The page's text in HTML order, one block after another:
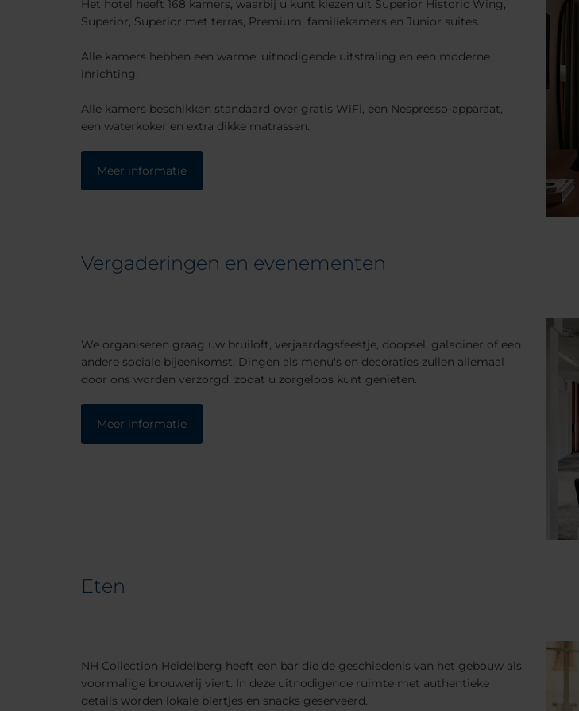
Het hotel heeft 168 kamers, waarbij u kunt kiezen uit Superior Historic Wing,
Superior, Superior met terras, Premium, familiekamers en Junior suites.
Alle kamers hebben een warme, uitnodigende uitstraling en een moderne
inrichting.
Alle kamers beschikken standaard over gratis WiFi, een Nespresso-apparaat,
een waterkoker en extra dikke matrassen.
Meer informatie
Vergaderingen en evenementen
We organiseren graag uw bruiloft, verjaardagsfeestje, doopsel, galadiner of een
andere sociale bijeenkomst. Dingen als menu's en decoraties zullen allemaal
door ons worden verzorgd, zodat u zorgeloos kunt genieten.
Meer informatie
Eten
NH Collection Heidelberg heeft een bar die de geschiedenis van het gebouw als
voormalige brouwerij viert. In deze uitnodigende ruimte met authentieke
details worden lokale biertjes en snacks geserveerd.